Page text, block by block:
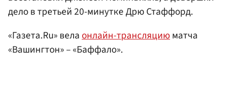
дело в третьей 20-минуткеДрю Стаффорд.
«Газета.Ru» велаонлайн-трансляциюматча
«Вашингтон» – «Баффало».